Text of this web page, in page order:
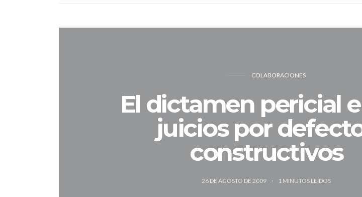
COLABORACIONES
El dictamen pericial
juicios por
constructivos
26 DE AGOSTO DE 2009 1 MINUTOS LEÍDOS